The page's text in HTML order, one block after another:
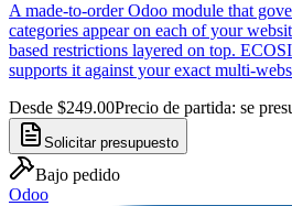
A made-to-order Odoo module that
categories appear on each of your
based restrictions layered on top.
supports it against your exact multi-
Desde $249.00Precio de partida: se
Solicitar presupuesto
Bajo pedido
Odoo